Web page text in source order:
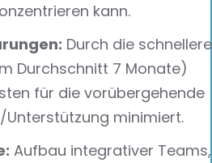
kann.
Durch die schnellere
Durchschnitt 7 Monate)
für die vorübergehende
minimiert.
Aufbau integrativer Teams,